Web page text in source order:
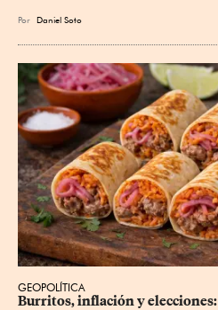
Por Daniel Soto
GEOPOLÍTICA
Burritos, inflación y